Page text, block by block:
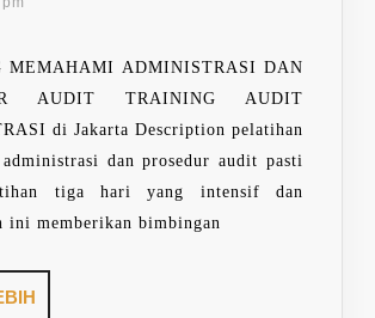
AUDITING
PROCEDURE
FOR
AUDITORS
MEMAHAMI ADMINISTRASI DAN
AUDIT TRAINING AUDIT
di Jakarta Description pelatihan
administrasi dan prosedur audit pasti
tiga hari yang intensif dan
ini memberikan bimbingan